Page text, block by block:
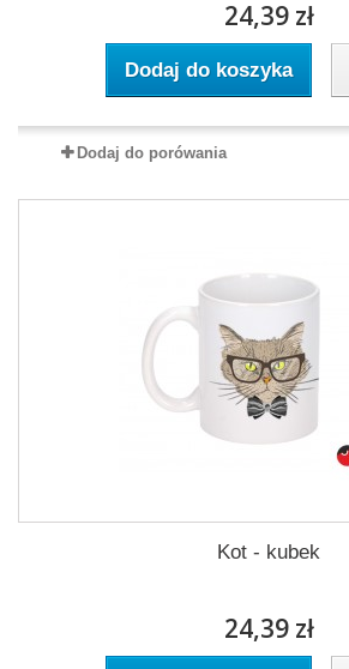
24,39 zł
Dodaj do koszyka
Dodaj do porówania
Kot - kubek
24,39 zł